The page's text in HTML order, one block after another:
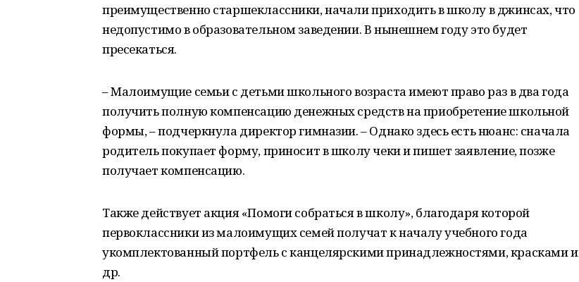
преимущественно старшеклассники, начали приходить в школу в джинсах, что
недопустимо в образовательном заведении. В нынешнем году это будет
пресекаться.
– Малоимущие семьи с детьми школьного возраста имеют право раз в два года
получить полную компенсацию денежных средств на приобретение школьной
формы, – подчеркнула директор гимназии. – Однако здесь есть нюанс: сначала
родитель покупает форму, приносит в школу чеки и пишет заявление, позже
получает компенсацию.
Также действует акция «Помоги собраться в школу», благодаря которой
первоклассники из малоимущих семей получат к началу учебного года
укомплектованный портфель с канцелярскими принадлежностями, красками и
др.